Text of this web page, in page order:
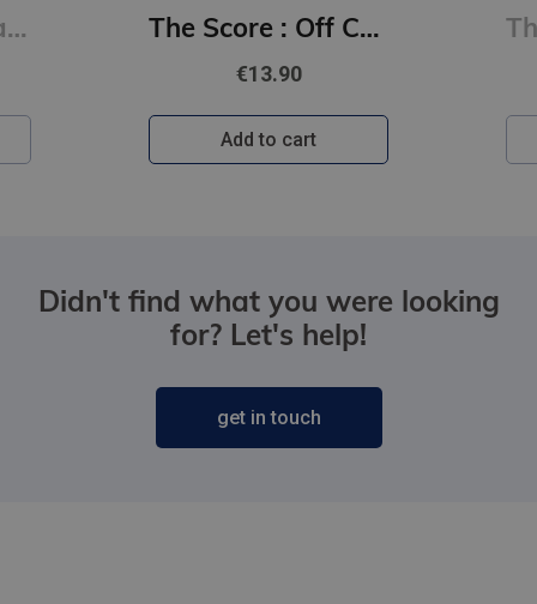
The Deal : Off Campus Series #1 The Score : Off Campus Series #3
€13.90
Add to cart
Didn't find what you were looking
for? Let's help!
get in touch